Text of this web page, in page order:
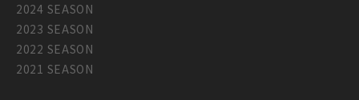
2024 SEASON
2023 SEASON
2022 SEASON
2021 SEASON